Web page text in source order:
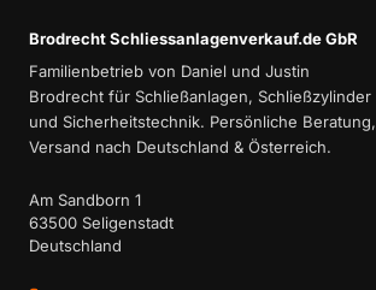
Brodrecht Schliessanlagenverkauf.de GbR
Familienbetrieb von Daniel und Justin
Brodrecht für Schließanlagen, Schließzylinder
und Sicherheitstechnik. Persönliche Beratung,
Versand nach Deutschland & Österreich.
Am Sandborn 1
63500 Seligenstadt
Deutschland